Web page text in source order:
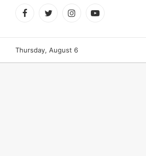
FacebookTwitterInstagramYouTube
Thursday, August 6